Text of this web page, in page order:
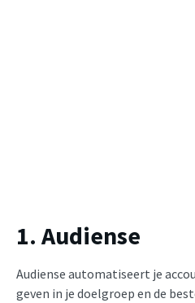
1. Audiense
Audiense automatiseert je
geven in je doelgroep en de